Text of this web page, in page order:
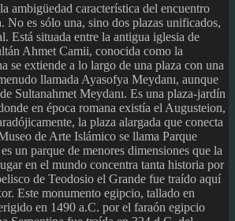
ambigüedad característica del encuentro
No es sólo una, sino dos plazas unificados,
Está situada entre la antigua iglesia de
Ahmet Camii, conocida como la
se extiende a lo largo de una plaza con una
llamada Ayasofya Meydanı, aunque
Sultanahmet Meydanı. Es una plaza-jardín
en época romana existía el Augusteion,
la plaza alargada que conecta
de Arte Islámico se llama Parque
un parque de menores dimensiones que la
en el mundo concentra tanta historia por
de Teodosio el Grande fue traído aquí
Este monumento egipcio, tallado en
en 1490 a.C. por el faraón egipcio